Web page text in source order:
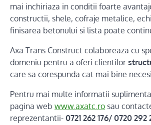
mai inchiriaza in conditii foarte
constructii, shele, cofraje metalice,
finisarea betonului si lista poate
Axa Trans Construct colaboreaza cu
domeniu pentru a oferi clientilor
care sa corespunda cat mai bine
Pentru mai multe informatii
pagina web www.axatc.ro sau
reprezentantii- 0721 262 176/ 0720 292